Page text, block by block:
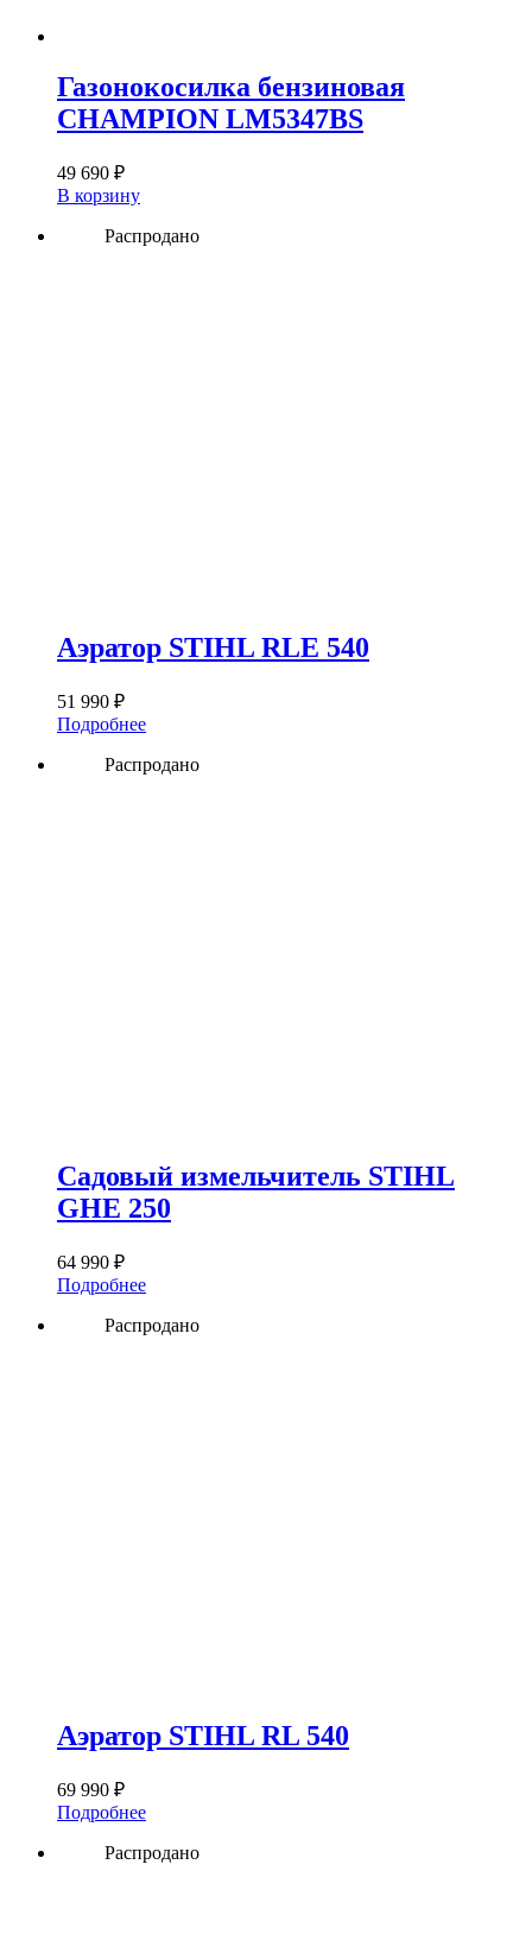
Газонокосилка бензиновая
CHAMPION LM5347BS
49 690 ₽
В корзину
Распродано
Аэратор STIHL RLE 540
51 990 ₽
Подробнее
Распродано
Садовый измельчитель STIHL
GHE 250
64 990 ₽
Подробнее
Распродано
Аэратор STIHL RL 540
69 990 ₽
Подробнее
Распродано